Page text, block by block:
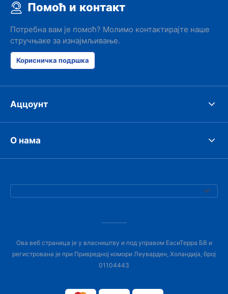
Помоћ и контакт
Потребна вам је помоћ? Молимо контактирајте наше
стручњаке за изнајмљивање.
Корисничка подршка
Аццоунт
О нама
Ова веб страница је у власништву и под управом ЕасиТерра БВ и
регистрована је при Привредној комори Леуварден, Холандија, број
01104443